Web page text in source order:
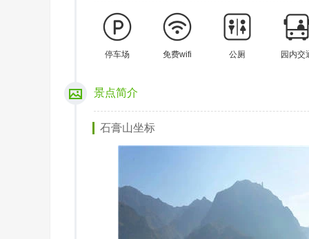
停车场 免费wifi 公厕 园内交
景点简介
石膏山坐标